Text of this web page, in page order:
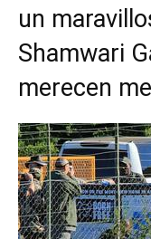
un
Shamwari
merecen